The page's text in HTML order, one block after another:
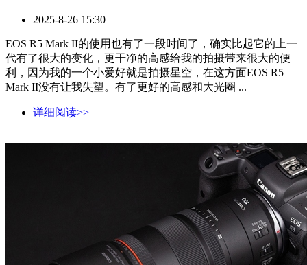
2025-8-26 15:30
EOS R5 Mark II的使用也有了一段时间了，确实比起它的上一
代有了很大的变化，更干净的高感给我的拍摄带来很大的便
利，因为我的一个小爱好就是拍摄星空，在这方面EOS R5
Mark II没有让我失望。有了更好的高感和大光圈 ...
详细阅读>>